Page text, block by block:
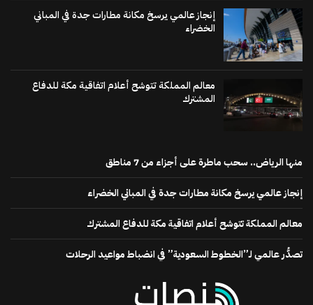
إنجاز عالمي يرسخ مكانة مطارات جدة في المباني
الخضراء
معالم المملكة تتوشح أعلام اتفاقية مكة للدفاع
المشترك
منها الرياض.. سحب ماطرة على أجزاء من 7 مناطق
إنجاز عالمي يرسخ مكانة مطارات جدة في المباني الخضراء
معالم المملكة تتوشح أعلام اتفاقية مكة للدفاع المشترك
تصدُّر عالمي لـ”الخطوط السعودية” في انضباط مواعيد الرحلات